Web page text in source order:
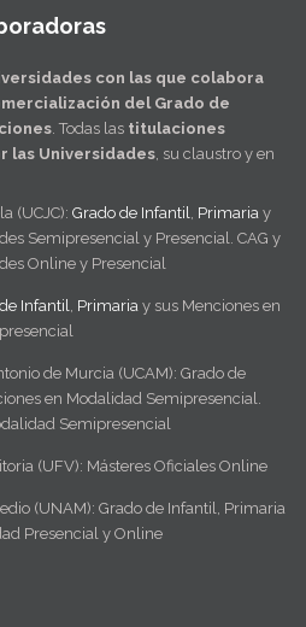
con las que colabora
del Grado de
. Todas las titulaciones
las Universidades, su claustro y en
(UCJC): Grado de Infantil, Primaria y
Semipresencial y Presencial. CAG y
Online y Presencial
Infantil, Primaria y sus Menciones en
de Murcia (UCAM): Grado de
en Modalidad Semipresencial.
Semipresencial
(UFV): Másteres Oficiales Online
(UNAM): Grado de Infantil, Primaria
Presencial y Online